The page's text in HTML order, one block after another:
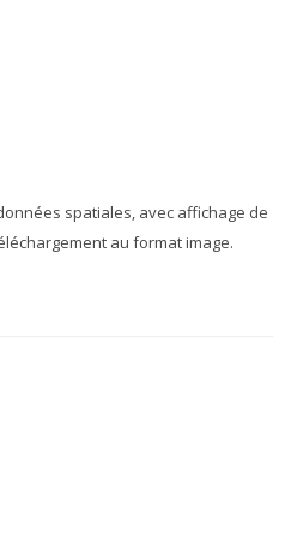
spatiales, avec affichage de
au format image.